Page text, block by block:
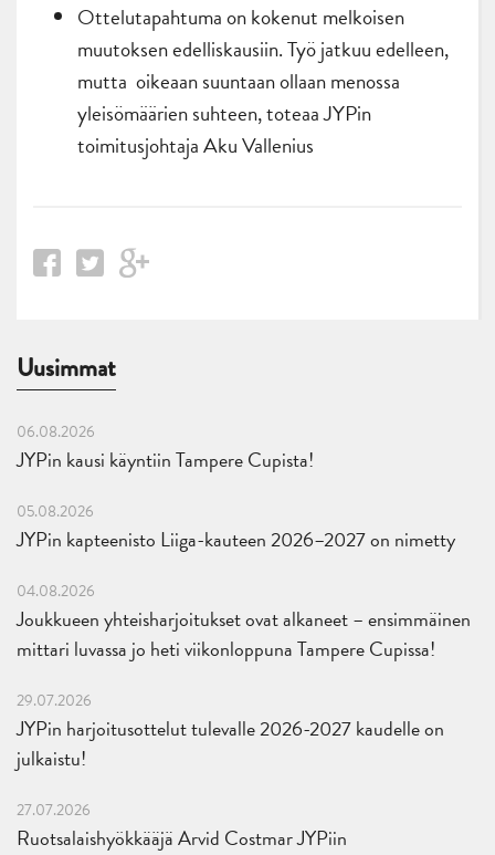
Ottelutapahtuma on kokenut melkoisen
muutoksen edelliskausiin. Työ jatkuu edelleen,
mutta oikeaan suuntaan ollaan menossa
yleisömäärien suhteen, toteaa JYPin
toimitusjohtaja Aku Vallenius
Uusimmat
06.08.2026
JYPin kausi käyntiin Tampere Cupista!
05.08.2026
JYPin kapteenisto Liiga-kauteen 2026–2027 on nimetty
04.08.2026
Joukkueen yhteisharjoitukset ovat alkaneet – ensimmäinen
mittari luvassa jo heti viikonloppuna Tampere Cupissa!
29.07.2026
JYPin harjoitusottelut tulevalle 2026-2027 kaudelle on
julkaistu!
27.07.2026
Ruotsalaishyökkääjä Arvid Costmar JYPiin